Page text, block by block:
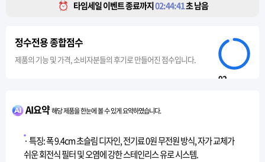
타임세일 이벤트 종료까지02:44:38초 남음
정수전용 종합점수
제품의 기능 및 가격, 소비자분들의 후기로 만들어진 점수입니다.
92
AI요약해당 제품을 한눈에 볼 수 있게 요약하였습니다.
· 특징: 폭 9.4cm 초슬림 디자인, 전기료 0원 무전원 방식, 자가 교체가
쉬운 회전식 필터 및 오염에 강한 스테인리스 유로 시스템.